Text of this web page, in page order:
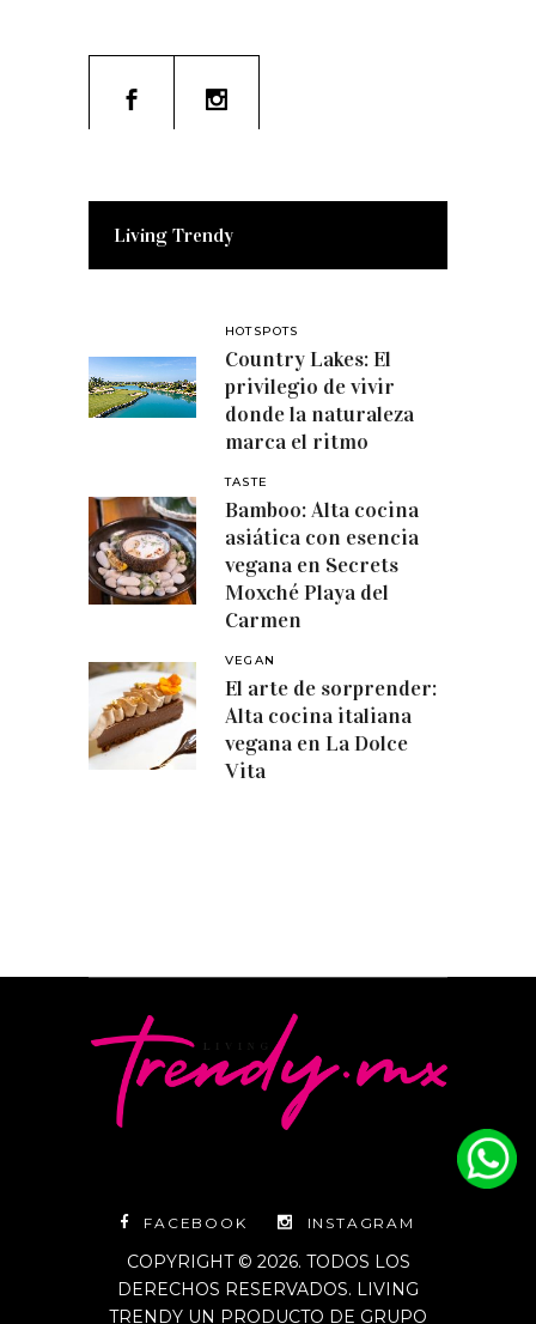
Living Trendy
HOTSPOTS
Country Lakes: El
privilegio de vivir
donde la naturaleza
marca el ritmo
TASTE
Bamboo: Alta cocina
asiática con esencia
vegana en Secrets
Moxché Playa del
Carmen
VEGAN
El arte de sorprender:
Alta cocina italiana
vegana en La Dolce
Vita
FACEBOOK INSTAGRAM
COPYRIGHT © 2026. TODOS LOS
DERECHOS RESERVADOS. LIVING
TRENDY UN PRODUCTO DE GRUPO